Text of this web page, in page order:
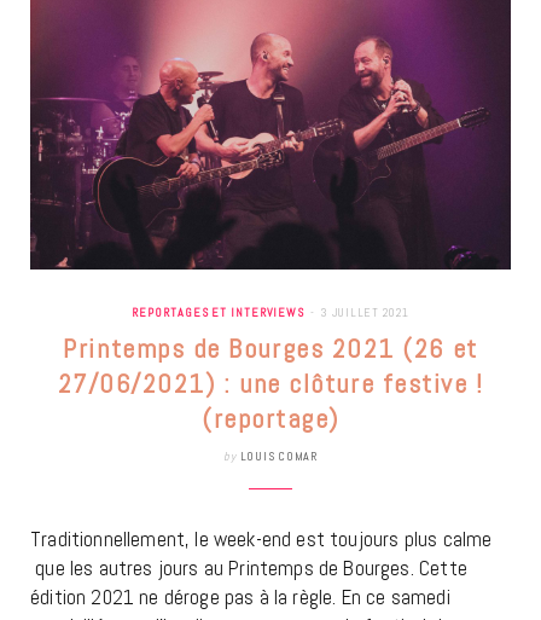
REPORTAGES ET INTERVIEWS 3 JUILLET 2021
Printemps de Bourges 2021 (26 et
27/06/2021) : une clôture festive !
(reportage)
by LOUIS COMAR
Traditionnellement, le week-end est toujours plus calme
que les autres jours au Printemps de Bourges. Cette
édition 2021 ne déroge pas à la règle. En ce samedi